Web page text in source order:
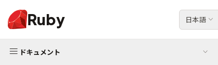
Ruby 日本語
ドキュメント